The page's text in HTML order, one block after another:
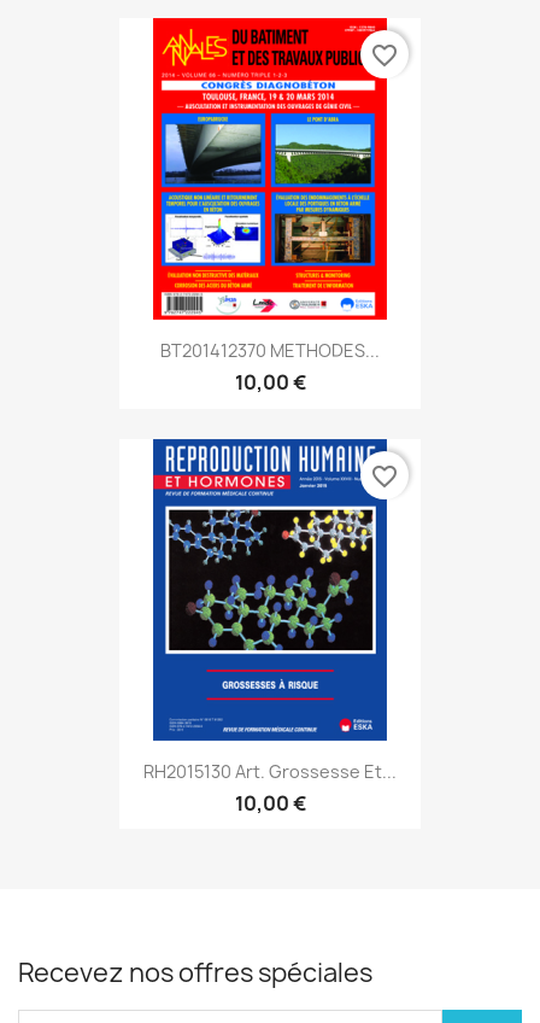
BT201412370 METHODES...
10,00 €
favorite_border
RH2015130 Art. Grossesse Et...
10,00 €
favorite_border
Recevez nos offres spéciales